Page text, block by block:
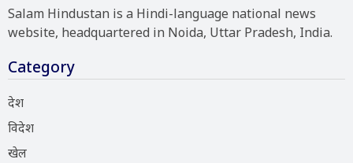
Salam Hindustan is a Hindi-language national news
website, headquartered in Noida, Uttar Pradesh, India.
Category
देश
विदेश
खेल